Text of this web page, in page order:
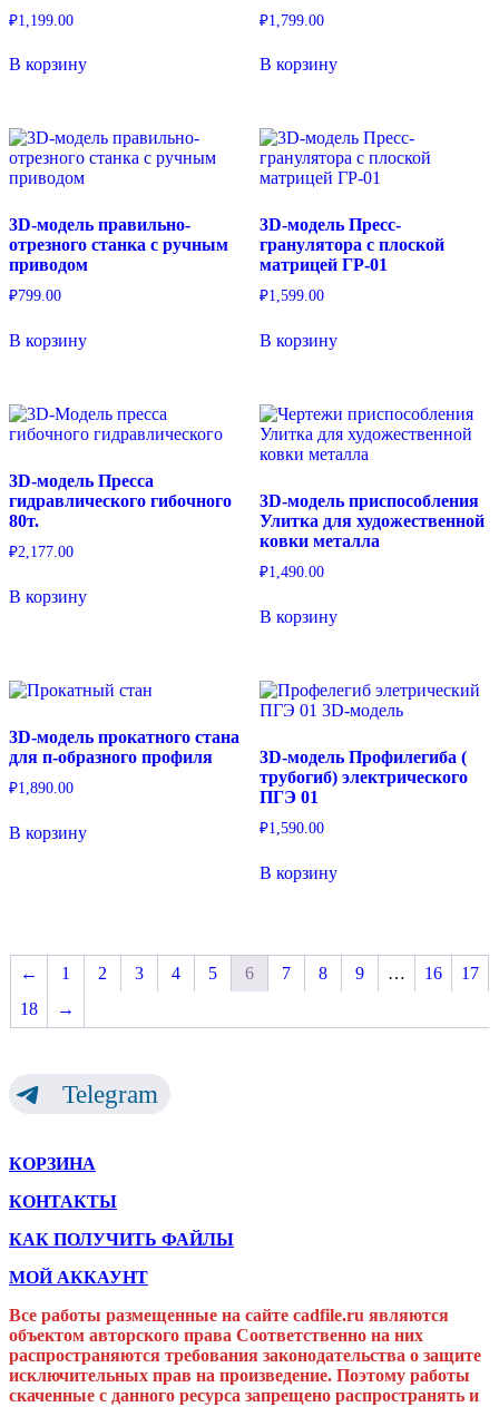
₽1,199.00
В корзину
₽1,799.00
В корзину
3D-модель правильно-
отрезного станка с ручным
приводом
₽799.00
В корзину
3D-модель Пресс-
гранулятора с плоской
матрицей ГР-01
₽1,599.00
В корзину
3D-модель Пресса
гидравлического гибочного
80т.
₽2,177.00
В корзину
3D-модель приспособления
Улитка для художественной
ковки металла
₽1,490.00
В корзину
3D-модель прокатного стана
для п-образного профиля
₽1,890.00
В корзину
3D-модель Профилегиба (
трубогиб) электрического
ПГЭ 01
₽1,590.00
В корзину
← 1 2 3 4 5 6 7 8 9 … 16
17
18
→
Telegram
КОРЗИНА
КОНТАКТЫ
КАК ПОЛУЧИТЬ ФАЙЛЫ
МОЙ АККАУНТ
Все работы размещенные на сайте cadfile.ru являются
объектом авторского права Соответственно на них
распространяются требования законодательства о защите
исключительных прав на произведение. Поэтому работы
скаченные с данного ресурса запрещено распространять и